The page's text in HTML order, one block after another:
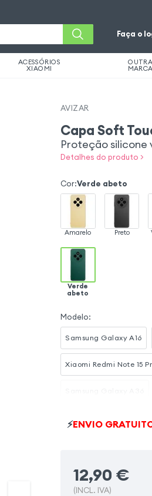
Faça o
ACESSÓRIOS
XIAOMI
AVIZAR
Capa Soft
Proteção
Detalhes do produto >
Cor:Verde abeto
Amarelo Preto
Verde
abeto
Modelo:
Samsung Galaxy A16
Xiaomi Redmi Note 15
Xiaomi 15T
⚡ENVIO
12,90 €
(INCL. IVA)